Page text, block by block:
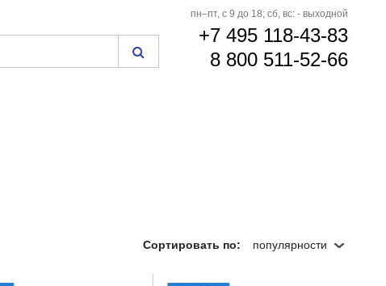
пн–пт, с 9 до 18; сб, вс: - выходной
+7 495 118-43-83
8 800 511-52-66
Сортировать по: популярности